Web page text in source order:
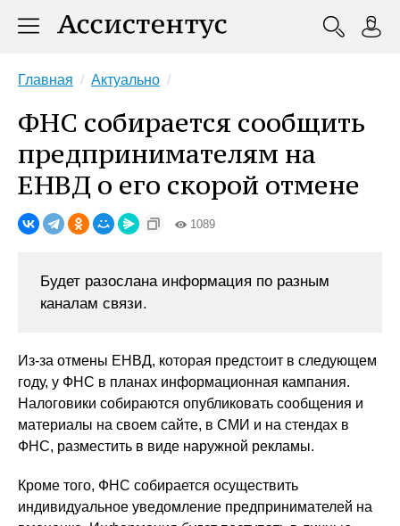
Главная Актуально
ФНС собирается сообщить
предпринимателям на
ЕНВД о его скорой отмене
1089
Будет разослана информация по разным
каналам связи.
Из-за отмены ЕНВД, которая предстоит в следующем
году, у ФНС в планах информационная кампания.
Налоговики собираются опубликовать сообщения и
материалы на своем сайте, в СМИ и на стендах в
ФНС, разместить в виде наружной рекламы.
Кроме того, ФНС собирается осуществить
индивидуальное уведомление предпринимателей на